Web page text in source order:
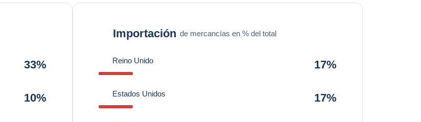
33%
10%
Importación de mercancías en % del total
Reino Unido 17%
Estados Unidos 17%